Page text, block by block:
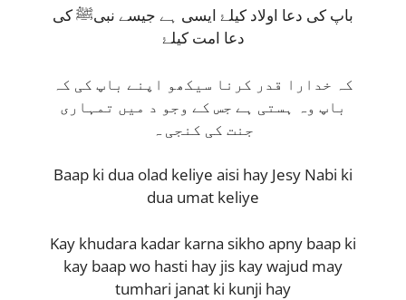
باپ کی دعا اولاد کیلۓ ایسی ہے جیسے نبیﷺ کی
دعا امت کیلۓ
کہ خدارا قدر کرنا سیکھو اپنے باپ کی کہ
باپ وہ ہستی ہے جس کے وجو د میں تمہاری
جنت کی کنجی ہ
Baap ki dua olad keliye aisi hay Jesy Nabi ki
dua umat keliye
Kay khudara kadar karna sikho apny baap ki
kay baap wo hasti hay jis kay wajud may
tumhari janat ki kunji hay